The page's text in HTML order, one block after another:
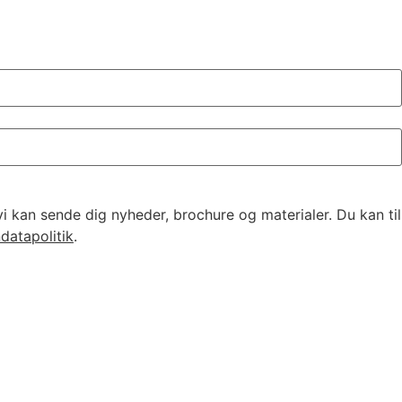
sende dig nyheder, brochure og materialer. Du kan til
.